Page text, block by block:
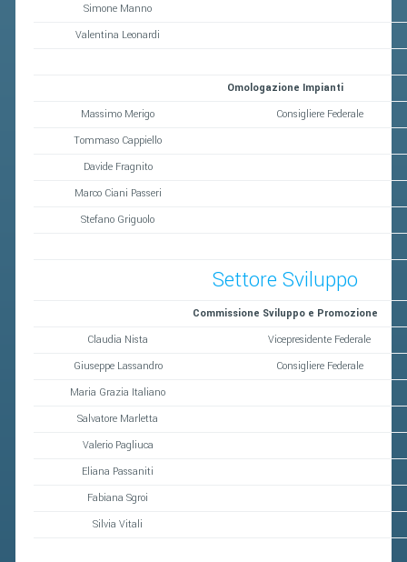
Simone Manno
Valentina Leonardi
Omologazione Impianti
Massimo Merigo
Consigliere Federale
Tommaso Cappiello
Davide Fragnito
Marco Ciani Passeri
Stefano Griguolo
Settore Sviluppo
Commissione Sviluppo e Promozione
Claudia Nista
Vicepresidente Federale
Giuseppe Lassandro
Consigliere Federale
Maria Grazia Italiano
Salvatore Marletta
Valerio Pagliuca
Eliana Passaniti
Fabiana Sgroi
Silvia Vitali